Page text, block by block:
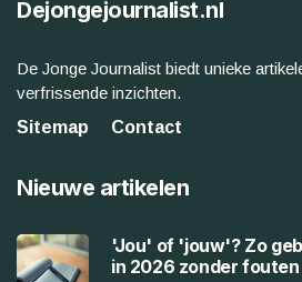
Dejongejournalist.nl
De Jonge Journalist biedt unieke
verfrissende inzichten.
Sitemap
Contact
Nieuwe artikelen
'Jou' of 'jouw'? Zo
in 2026 zonder fouten